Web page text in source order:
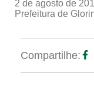
2 de agosto de
Prefeitura de
Compartilhe: